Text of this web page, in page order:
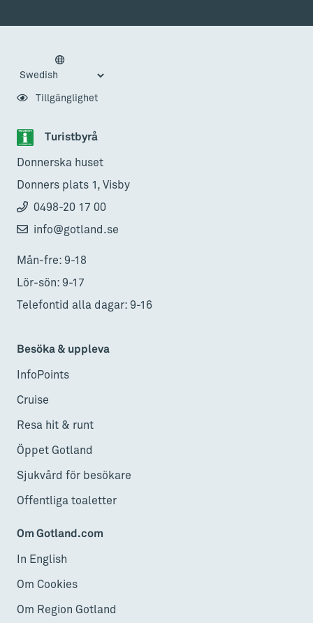
Turistbyrå
Donnerska huset
Donners plats 1, Visby
0498-20 17 00
info@gotland.se
Mån-fre: 9-18
Lör-sön: 9-17
Telefontid alla dagar: 9-16
Besöka & uppleva
InfoPoints
Cruise
Resa hit & runt
Öppet Gotland
Sjukvård för besökare
Offentliga toaletter
Om Gotland.com
In English
Om Cookies
Om Region Gotland
Tillgänglighet